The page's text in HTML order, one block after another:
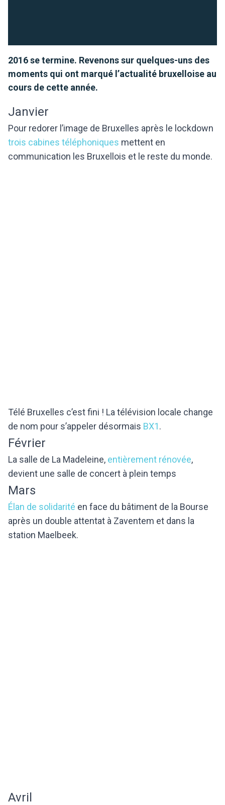
2016 se termine. Revenons sur quelques-uns des
moments qui ont marqué l’actualité bruxelloise au
cours de cette année.
Janvier
Pour redorer l’image de Bruxelles après le lockdown
trois cabines téléphoniques mettent en
communication les Bruxellois et le reste du monde.
Télé Bruxelles c’est fini ! La télévision locale change
de nom pour s’appeler désormais BX1.
Février
La salle de La Madeleine, entièrement rénovée,
devient une salle de concert à plein temps
Mars
Élan de solidarité en face du bâtiment de la Bourse
après un double attentat à Zaventem et dans la
station Maelbeek.
Avril